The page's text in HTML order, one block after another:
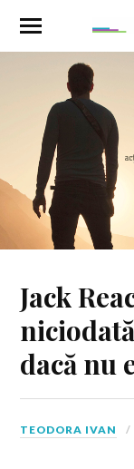
Jack
dacă nu
TEODORA IVAN